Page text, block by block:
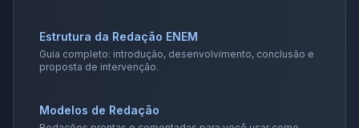
Estrutura da Redação ENEM
Guia completo: introdução, desenvolvimento, conclusão e
proposta de intervenção.
Modelos de Redação